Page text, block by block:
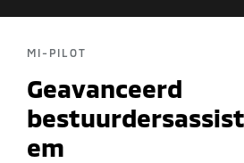
MI-PILOT
Geavanceerd
em